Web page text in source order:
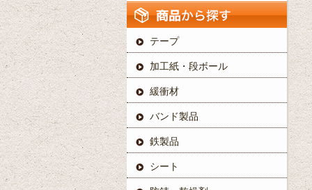
テープ
加工紙・段ボール
緩衝材
バンド製品
鉄製品
シート